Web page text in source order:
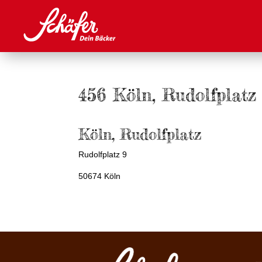
456 Köln, Rudolfplatz
Köln, Rudolfplatz
Rudolfplatz 9
50674 Köln